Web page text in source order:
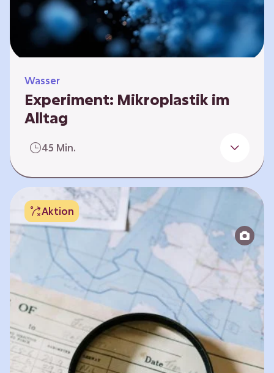
Wasser
Experiment: Mikroplastik im
Alltag
In vielen Kosmetikprodukten, wie z. B.
Peelings, steckt Mikroplastik. Es ist so klein,
aber es kann trotzdem großen Schaden
anrichten, wenn es in die Umwelt gelangt. Mit
einem einfachen Experiment könnt ihr
Mikroplastik sichtbar machen! Vorbereitung
Für das folgende Experiment benötigt ihr die
folgenden Materialien: Ausführung Fazit…
45 Min.
Aktion